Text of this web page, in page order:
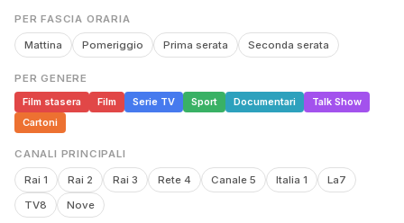
PER FASCIA ORARIA
Mattina Pomeriggio Prima serata Seconda serata
PER GENERE
Film stasera
Film Serie TV Sport Documentari
Talk Show
Cartoni
CANALI PRINCIPALI
Rai 1 Rai 2 Rai 3 Rete 4 Canale 5 Italia 1
La7
TV8
Nove